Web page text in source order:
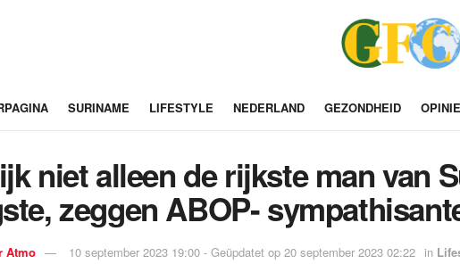
SURINAME LIFESTYLE NEDERLAND GEZONDHEID OPINIE
niet alleen de rijkste man van
zeggen ABOP-
Atmo 10 september 2023 19:00 - Geüpdatet op 20 september 2023 02:22 in